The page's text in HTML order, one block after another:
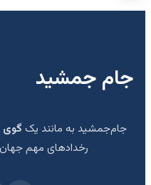
جام جمشید
جام‌جمشید به مانند یک گوی
رخدادهای مهم